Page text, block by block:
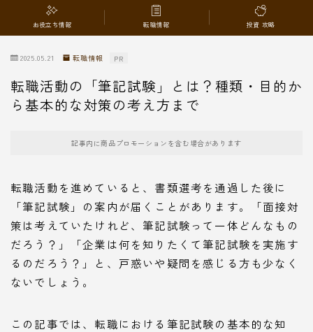
お役立ち情報 転職情報 投資 攻略
2025.05.21 転職情報 PR
転職活動の「筆記試験」とは？種類・目的か
ら基本的な対策の考え方まで
記事内に商品プロモーションを含む場合があります
転職活動を進めていると、書類選考を通過した後に
「筆記試験」の案内が届くことがあります。「面接対
策は考えていたけれど、筆記試験って一体どんなもの
だろう？」「企業は何を知りたくて筆記試験を実施す
るのだろう？」と、戸惑いや疑問を感じる方も少なく
ないでしょう。
この記事では、転職における筆記試験の基本的な知